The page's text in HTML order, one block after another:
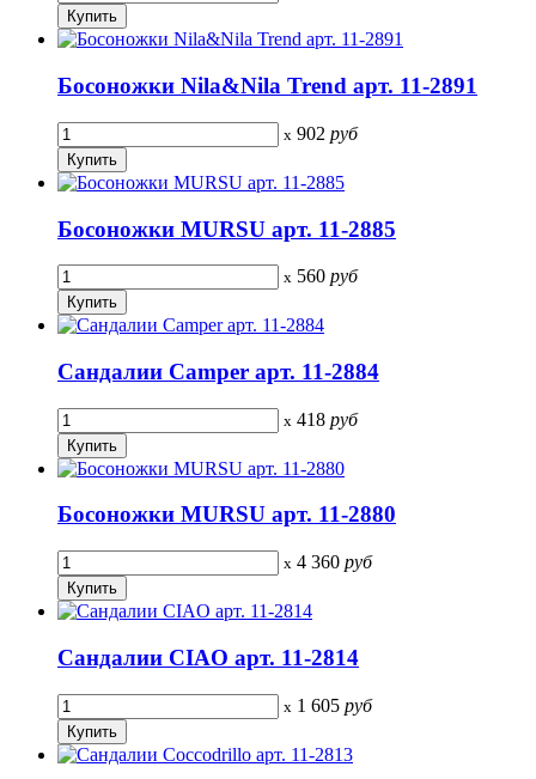
Босоножки Nila&Nila Trend арт. 11-2891
x 902 руб
Босоножки MURSU арт. 11-2885
x 560 руб
Сандалии Camper арт. 11-2884
x 418 руб
Босоножки MURSU арт. 11-2880
x 4 360 руб
Сандалии CIAO арт. 11-2814
x 1 605 руб